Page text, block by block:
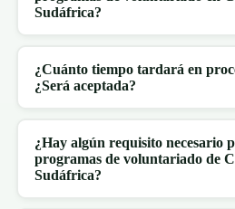
Sudáfrica?
¿Cuánto tiempo tardará en
¿Será aceptada?
¿Hay algún requisito necesario
programas de voluntariado de
Sudáfrica?